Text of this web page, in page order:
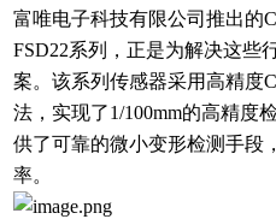
富唯电子科技有限公司推出的
FSD22系列，正是为解决这些
案。该系列传感器采用高精度
法，实现了1/100mm的高精度
供了可靠的微小变形检测手段
率。